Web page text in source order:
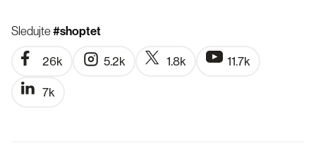
Sledujte#shoptet
26k 5.2k 1.8k 11.7k
7k